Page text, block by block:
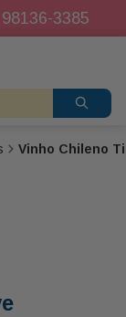
3385
Vinho Chileno